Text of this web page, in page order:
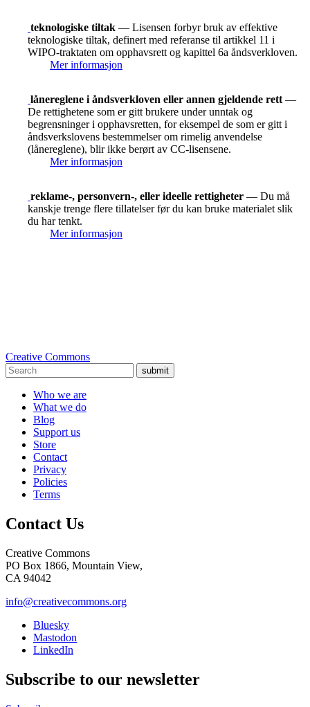
teknologiske tiltak — Lisensen forbyr bruk av effektive
teknologiske tiltak, definert med referanse til artikkel 11 i
WIPO-traktaten om opphavsrett og kapittel 6a åndsverkloven.
Mer informasjon
lånereglene i åndsverkloven eller annen gjeldende rett —
De rettighetene som er gitt brukere under unntak og
begrensninger i opphavsretten, for eksempel de som er gitt i
åndsverkslovens bestemmelser om rimelig anvendelse
(lånereglene), blir ikke berørt av CC-lisensene.
Mer informasjon
reklame-, personvern-, eller ideelle rettigheter — Du må
kanskje trenge flere tillatelser før du kan bruke materialet slik
du har tenkt.
Mer informasjon
Creative Commons
submit
Who we are
What we do
Blog
Support us
Store
Contact
Privacy
Policies
Terms
Contact Us
Creative Commons
PO Box 1866, Mountain View,
CA 94042
info@creativecommons.org
Bluesky
Mastodon
LinkedIn
Subscribe to our newsletter